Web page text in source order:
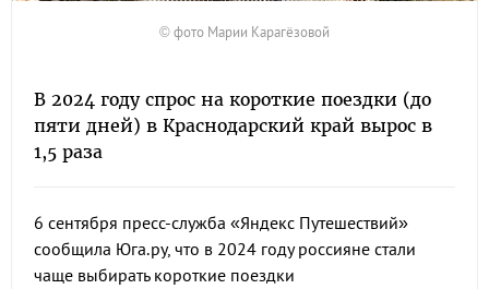
© фото Марии Карагёзовой
В 2024 году спрос на короткие поездки (до
пяти дней) в Краснодарский край вырос в
1,5 раза
6 сентября пресс-служба «Яндекс Путешествий»
сообщила Юга.ру, что в 2024 году россияне стали
чаще выбирать короткие поездки